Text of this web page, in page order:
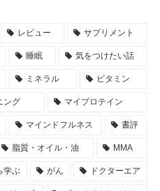
レビュー サプリメント
睡眠 気をつけたい話
ミネラル ビタミン
ング マイプロテイン
マインドフルネス 書評
脂質・オイル・油 MMA
学ぶ がん ドクターエア